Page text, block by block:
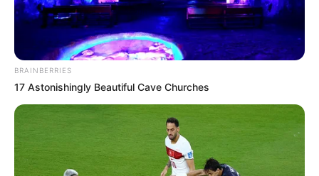
Mute
dilanjutkan dengan dramaThe Heirs(2013).
Setahun kemudian, ia diperkenalkan sebagai trainee YG
Entertainment di akhir tahun 2014.
BRAINBERRIES
17 Astonishingly Beautiful Cave Churches